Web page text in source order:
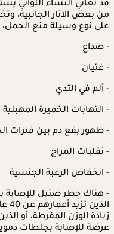
قد تعاني النساء اللواتي
من بعض الآثار الجانبية،
على نوع وسيلة منع الحمل،
- صداع
- غثيان
- ألم في الثدي
- التهابات الخميرة المهبلية
- ظهور بقع دم بين فترات
- تقلبات المزاج
- انخفاض الرغبة الجنسية
- هناك خطر ضئيل للإصابة
زيادة الوزن المفرطة، أو
عرضة للإصابة بجلطات